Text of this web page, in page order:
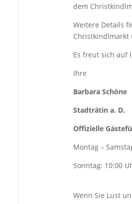
dem
Weitere Details
Christkindlmarkt
Es freut sich auf
Ihre
Barbara Schöne
Stadträtin a. D.
Offizielle
Montag –
Sonntag: 10:00
Wenn Sie Lust